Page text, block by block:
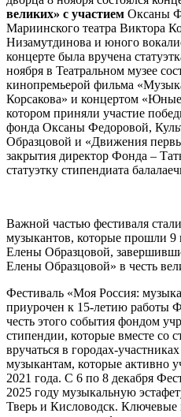
великих» с участием Оксаны
Мариинского театра Виктора
Низамутдинова и юного
концерте была вручена
ноября в Театральном музее
кинопремьерой фильма
Корсакова» и концертом
котором приняли участие
фонда Оксаны Федоровой,
Образцовой и «Движения
закрытия директор Фонда –
статуэтку стипендиата
Важной частью фестиваля
музыкантов, которые прошли 9
Елены Образцовой,
Елены Образцовой» в честь
Фестиваль «Моя Россия:
приурочен к 15-летию работы
честь этого события фондом
стипендии, которые вместе со
вручаться в городах-
музыкантам, которые активно
2021 года. С 6 по 8 декабря
2025 году музыкальную
Тверь и Кисловодск. Ключевые